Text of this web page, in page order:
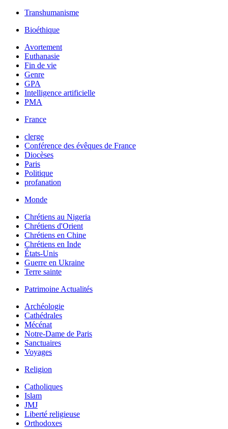
Transhumanisme
Bioéthique
Avortement
Euthanasie
Fin de vie
Genre
GPA
Intelligence artificielle
PMA
France
clerge
Conférence des évêques de France
Diocèses
Paris
Politique
profanation
Monde
Chrétiens au Nigeria
Chrétiens d'Orient
Chrétiens en Chine
Chrétiens en Inde
États-Unis
Guerre en Ukraine
Terre sainte
Patrimoine Actualités
Archéologie
Cathédrales
Mécénat
Notre-Dame de Paris
Sanctuaires
Voyages
Religion
Catholiques
Islam
JMJ
Liberté religieuse
Orthodoxes